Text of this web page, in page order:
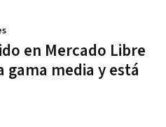
en Mercado Libre
gama media y está